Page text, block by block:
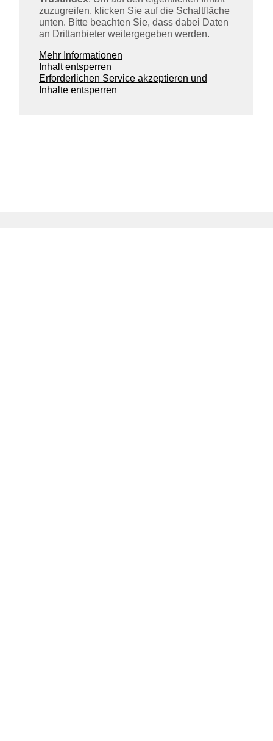
zuzugreifen, klicken Sie auf die Schaltfläche
unten. Bitte beachten Sie, dass dabei Daten
an Drittanbieter weitergegeben werden.
Mehr Informationen
Inhalt entsperren
Erforderlichen Service akzeptieren und
Inhalte entsperren